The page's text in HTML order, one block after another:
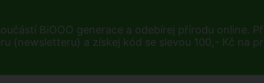
BiOOO generace a odebírej přírodu online.
(newsletteru) a získej kód se slevou 100,- Kč na